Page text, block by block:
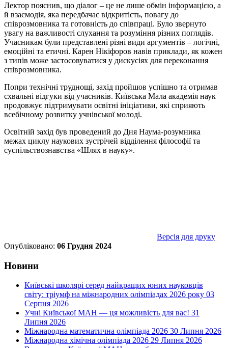
Лектор пояснив, що діалог – це не лише обмін інформацією, а
й взаємодія, яка передбачає відкритість, повагу до
співрозмовника та готовність до співпраці. Було звернуто
увагу на важливості слухання та розуміння різних поглядів.
Учасникам були представлені різні види аргументів – логічні,
емоційні та етичні. Карен Нікіфоров навів приклади, як кожен
з типів може застосовуватися у дискусіях для переконання
співрозмовника.
Попри технічні труднощі, захід пройшов успішно та отримав
схвальні відгуки від учасників. Київська Мала академія наук
продовжує підтримувати освітні ініціативи, які сприяють
всебічному розвитку учнівської молоді.
Освітній захід був проведений до Дня Наума-розумника
межах циклу наукових зустрічей відділення філософії та
суспільствознавства «Шлях в науку».
Версія для друку
Опубліковано: 06 Грудня 2024
Новини
Київські школярі серед найкращих юних науковців
світу: тріумф на міжнародних олімпіадах 2026 року 03
Серпня 2026
Учні Київської МАН — ця можливість для вас! 31
Липня 2026
Міжнародна математична олімпіада 2026 30 Липня 2026
Міжнародна хімічна олімпіада 2026 29 Липня 2026